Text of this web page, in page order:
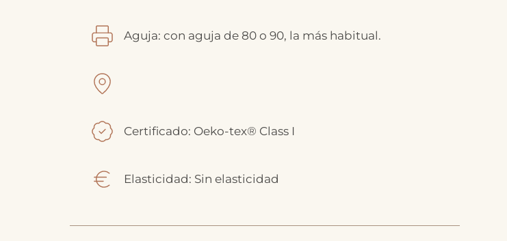
Aguja: con aguja de 80 o 90, la más habitual.
Certificado: Oeko-tex® Class I
Elasticidad: Sin elasticidad